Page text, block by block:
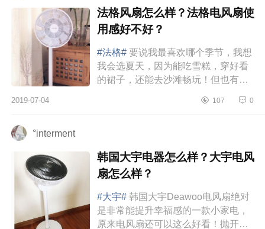
法格风扇怎么样？法格电风扇使
用感好不好？
#法格# 要说我最喜欢哪个季节，我想
我会选夏天，因为能吃雪糕，穿好看
的裙子，还能去沙滩畅玩！但也有不
空调和风扇，但空调吹久了易生...
2019-07-04 107 0
°interment
韩国大宇电器怎么样？大宇电风
扇怎么样？
#大宇# 韩国大宇Deawoo电风扇绝对
是非常能提升幸福感的一款小家电，
原来电风扇还可以这么好看！抛开功